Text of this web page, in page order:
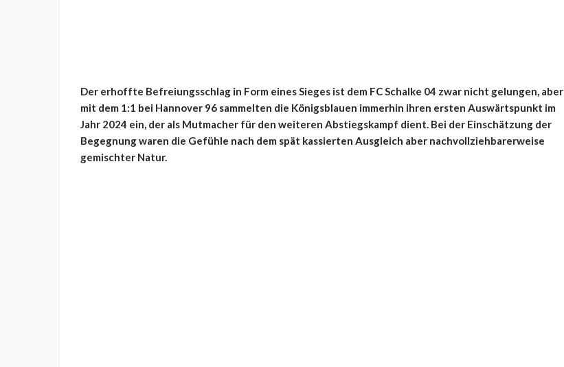
Der erhoffte Befreiungsschlag in Form eines Sieges ist dem FC Schalke 04 zwar nicht gelungen, aber
mit dem 1:1 bei Hannover 96 sammelten die Königsblauen immerhin ihren ersten Auswärtspunkt im
Jahr 2024 ein, der als Mutmacher für den weiteren Abstiegskampf dient. Bei der Einschätzung der
Begegnung waren die Gefühle nach dem spät kassierten Ausgleich aber nachvollziehbarerweise
gemischter Natur.